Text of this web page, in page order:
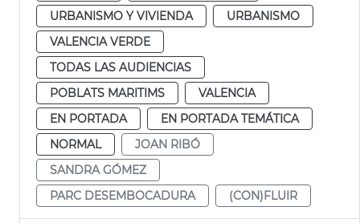
URBANISMO Y VIVIENDA
URBANISMO
VALENCIA VERDE
TODAS LAS AUDIENCIAS
POBLATS MARITIMS
VALENCIA
EN PORTADA
EN PORTADA TEMÁTICA
NORMAL
JOAN RIBÓ
SANDRA GÓMEZ
PARC DESEMBOCADURA
(CON)FLUIR